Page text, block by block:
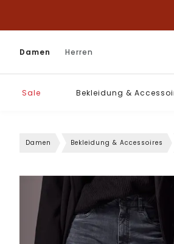
Damen Herren
Sale Bekleidung &
Damen Bekleidung & Accessoires